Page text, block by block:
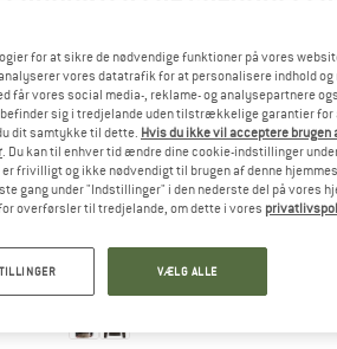
68%
for at sikre de nødvendige funktioner på vores
vores datatrafik for at personalisere indhold
får vores social media-, reklame- og analysepartnere
sig i tredjelande uden tilstrækkelige garantier
dit samtykke til dette. Hvis du ikke vil acceptere brugen
. Du kan til enhver tid ændre dine cookie-indstillinger
frivilligt og ikke nødvendigt til brugen af denne
gang under "Indstillinger" i den nederste del på vores
overførsler til tredjelande, om dette i vores
VÆLG ALLE